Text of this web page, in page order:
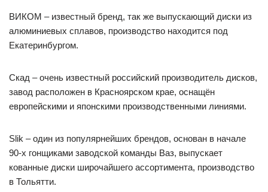
ВИКОМ – известный бренд, так же выпускающий диски из
алюминиевых сплавов, производство находится под
Екатеринбургом.
Скад – очень известный российский производитель дисков,
завод расположен в Красноярском крае, оснащён
европейскими и японскими производственными линиями.
Slik – один из популярнейших брендов, основан в начале
90-х гонщиками заводской команды Ваз, выпускает
кованные диски широчайшего ассортимента, производство
в Тольятти.